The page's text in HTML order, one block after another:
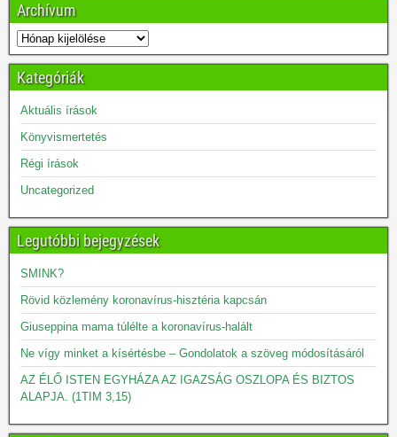
Archívum
Kategóriák
Aktuális írások
Könyvismertetés
Régi írások
Uncategorized
Legutóbbi bejegyzések
SMINK?
Rövid közlemény koronavírus-hisztéria kapcsán
Giuseppina mama túlélte a koronavírus-halált
Ne vígy minket a kísértésbe – Gondolatok a szöveg módosításáról
AZ ÉLŐ ISTEN EGYHÁZA AZ IGAZSÁG OSZLOPA ÉS BIZTOS
ALAPJA. (1TIM 3,15)